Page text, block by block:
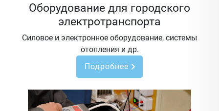
Оборудование для городского
электротранспорта
Силовое и электронное оборудование, системы
отопления и др.
Подробнее